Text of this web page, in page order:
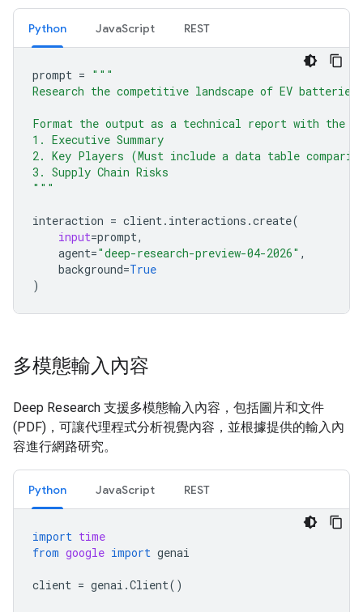
Python JavaScript REST
prompt = """
Research the competitive landscape of EV batteries.
Format the output as a technical report with the
1. Executive Summary
2. Key Players (Must include a data table
3. Supply Chain Risks
"""
interaction = client. interactions .create(
input=prompt,
agent="deep-research-preview-04-2026" ,
background=True
)
多模態輸入內容
Deep Research 支援多模態輸入內容，包括圖片和文件
(PDF)，可讓代理程式分析視覺內容，並根據提供的輸入內
容進行網路研究。
Python JavaScript REST
import time
from google import genai
client = genai .Client()